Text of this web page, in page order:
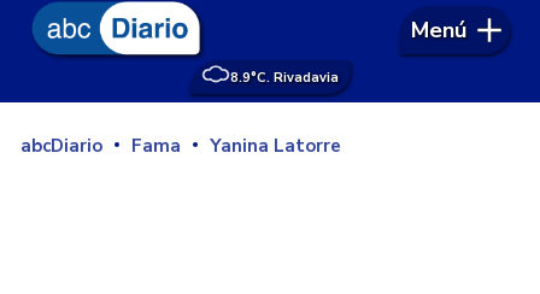
8.9°C. Rivadavia
Menú
abcDiario Fama Yanina Latorre